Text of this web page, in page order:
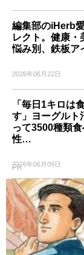
編集部のiHerb
レクト。健康・
悩み別、鉄板
2026年06月22日
「毎日1キロは
す」ヨーグルト
って3500種類
性…
2026年06月09日
PR